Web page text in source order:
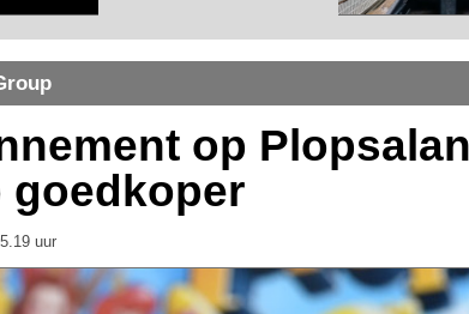
op
goedkoper
uur